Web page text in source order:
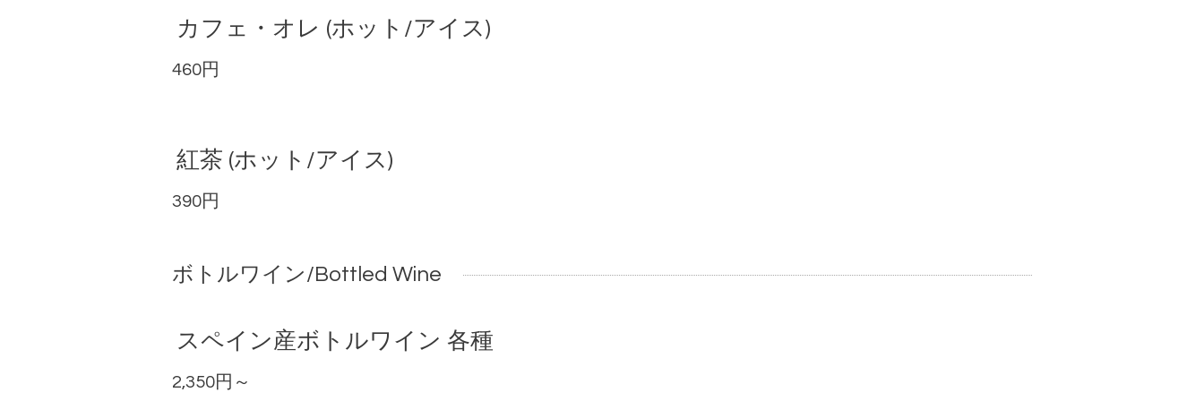
カフェ・オレ (ホット/アイス)
460円
紅茶 (ホット/アイス)
390円
ボトルワイン/Bottled Wine
スペイン産ボトルワイン 各種
2,350円～